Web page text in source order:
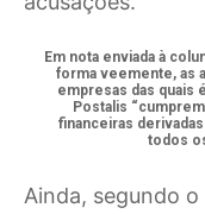
Em nota enviada à
forma veemente, as
empresas das quais
Postalis
financeiras
todos
Ainda, segundo